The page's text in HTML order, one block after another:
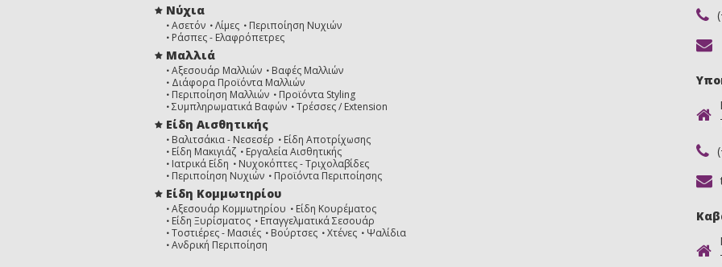
Νύχια
Ασετόν Λίμες
Περιποίηση Νυχιών
Ράσπες - Ελαφρόπετρες
Μαλλιά
Αξεσουάρ Μαλλιών
Βαφές Μαλλιών
Διάφορα Προϊόντα Μαλλιών
Περιποίηση Μαλλιών
Προϊόντα Styling
Συμπληρωματικά Βαφών
Τρέσσες / Extension
Είδη Αισθητικής
Βαλιτσάκια - Νεσεσέρ
Είδη Αποτρίχωσης
Είδη Μακιγιάζ
Εργαλεία Αισθητικής
Ιατρικά Είδη
Νυχοκόπτες - Τριχολαβίδες
Περιποίηση Νυχιών
Προϊόντα Περιποίησης
Είδη Κομμωτηρίου
Αξεσουάρ Κομμωτηρίου
Είδη Κουρέματος
Είδη Ξυρίσματος
Επαγγελματικά Σεσουάρ
Τοστιέρες - Μασιές
Βούρτσες Χτένες
Ψαλίδια
Ανδρική Περιποίηση